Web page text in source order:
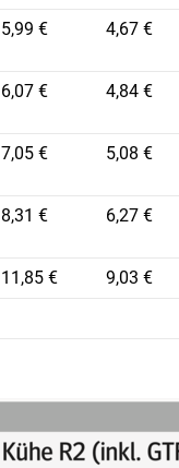
5,99 € 4,67 €
6,07 € 4,84 €
7,05 € 5,08 €
8,31 € 6,27 €
11,85 € 9,03 €